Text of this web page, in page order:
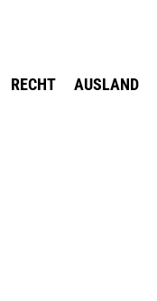
RECHT AUSLAND